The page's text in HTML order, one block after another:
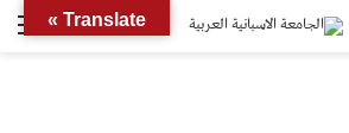
Translate »